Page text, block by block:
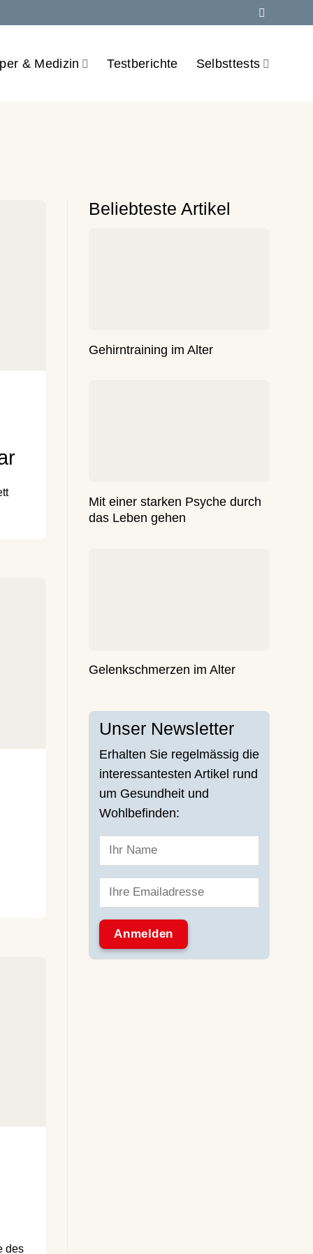
& Medizin Testberichte Selbsttests
des
Beliebteste Artikel
Gehirntraining im Alter
Mit einer starken Psyche durch
das Leben gehen
Gelenkschmerzen im Alter
Unser Newsletter
Erhalten Sie regelmässig die
interessantesten Artikel rund
um Gesundheit und
Wohlbefinden: